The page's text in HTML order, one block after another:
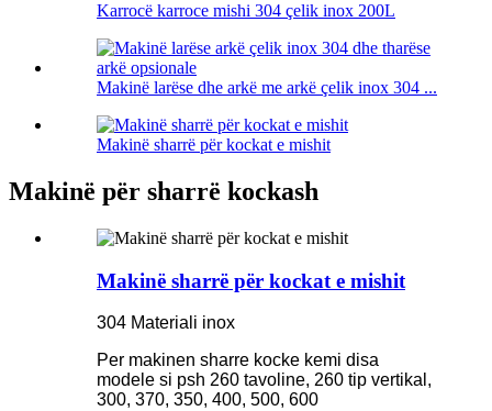
Karrocë karroce mishi 304 çelik inox 200L
Makinë larëse dhe arkë me arkë çelik inox 304 ...
Makinë sharrë për kockat e mishit
Makinë për sharrë kockash
Makinë sharrë për kockat e mishit
304 Materiali inox
Per makinen sharre kocke kemi disa
modele si psh 260 tavoline, 260 tip vertikal,
300, 370, 350, 400, 500, 600